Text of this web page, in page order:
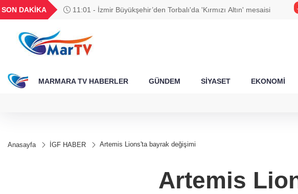
SON DAKİKA 11:01 - İzmir Büyükşehir’den Torbalı'da 'Kırmızı Altın' mesaisi
BGN
27,9743
0,0018
6.586,99
13.861,07
47,6957
MARMARA TV HABERLER GÜNDEM SİYASET EKONOMİ
Anasayfa İGF HABER Artemis Lions'ta bayrak değişimi
Artemis